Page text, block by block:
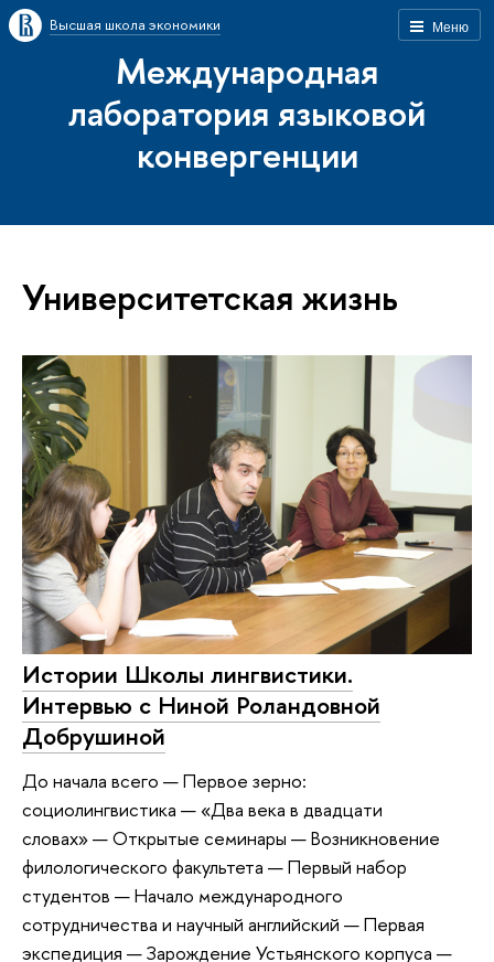
Меню
Высшая школа экономики
Международная
лаборатория языковой
конвергенции
Университетская жизнь
Истории Школы лингвистики.
Интервью с Ниной Роландовной
Добрушиной
До начала всего — Первое зерно:
социолингвистика — «Два века в двадцати
словах» — Открытые семинары — Возникновение
филологического факультета — Первый набор
студентов — Начало международного
сотрудничества и научный английский — Первая
экспедиция — Зарождение Устьянского корпуса —